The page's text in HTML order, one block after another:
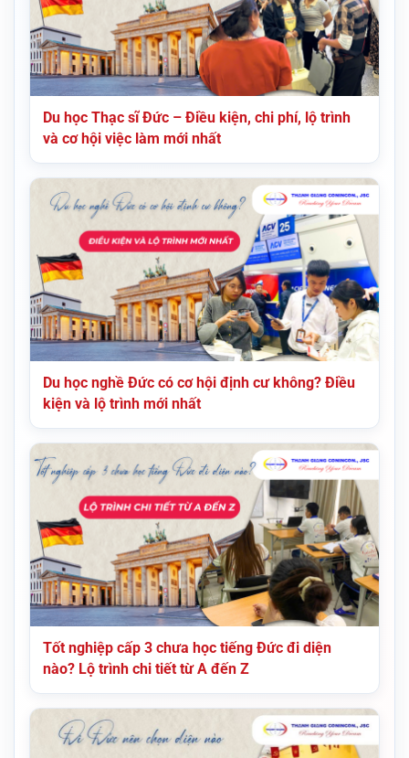
Du học Thạc sĩ Đức – Điều kiện, chi phí, lộ trình
và cơ hội việc làm mới nhất
Du học nghề Đức có cơ hội định cư không? Điều
kiện và lộ trình mới nhất
Tốt nghiệp cấp 3 chưa học tiếng Đức đi diện
nào? Lộ trình chi tiết từ A đến Z